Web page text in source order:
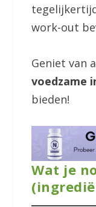
work-out
Geniet van
voedzame
bieden!
Wat je